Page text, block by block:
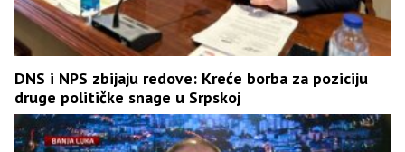
DNS i NPS zbijaju redove: Kreće borba za poziciju
druge političke snage u Srpskoj